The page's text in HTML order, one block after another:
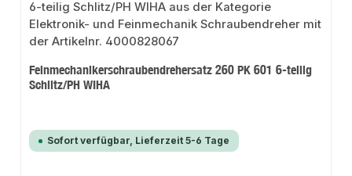
Feinmechanikerschraubendrehersatz 260 PK 601 6-teilig
Schlitz/PH WIHA
Sofort verfügbar, Lieferzeit 5-6 Tage